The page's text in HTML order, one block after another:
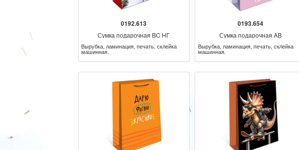
0192.613
Сумка подарочная BC НГ
Вырубка, ламинация, печать, склейка
машинная.
0193.654
Сумка подарочная AB
Вырубка, ламинация, печать, склейка
машинная.